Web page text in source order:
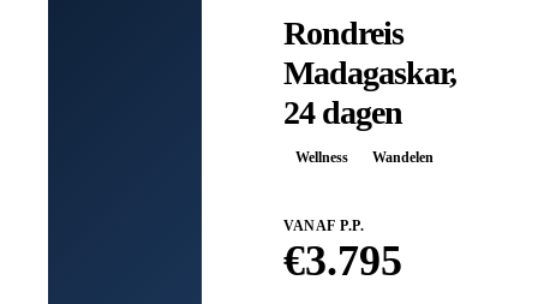
Rondreis
Madagaskar,
24 dagen
Wellness Wandelen
VANAF P.P.
€3.795